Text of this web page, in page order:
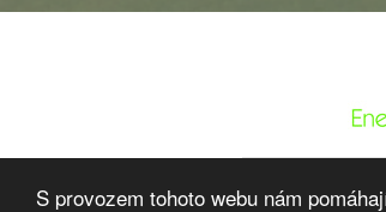
S provozem tohoto webu nám